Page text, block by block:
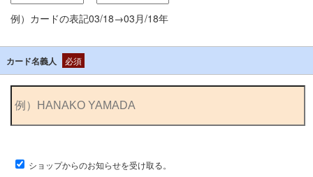
例）カードの表記03/18→03月/18年
カード名義人 必須
ショップからのお知らせを受け取る。